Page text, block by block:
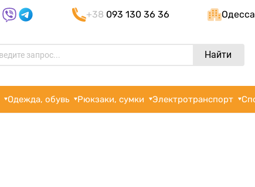
+38 093 130 36 36
Найти
Одежда, обувь Рюкзаки, сумки Электротранспорт